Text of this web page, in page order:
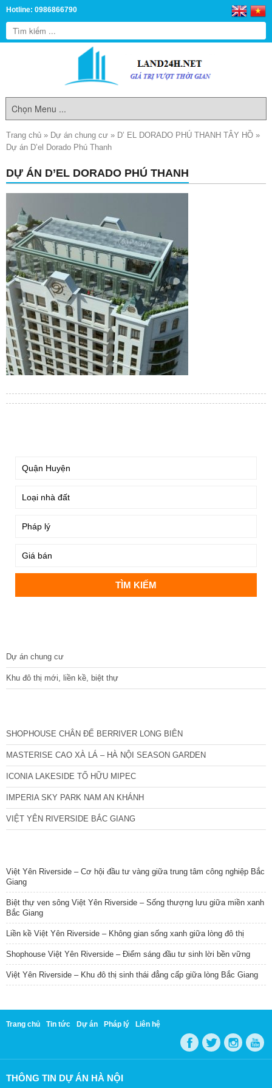
Hotline: 0986866790
Trang chủ » Dự án chung cư » D’ EL DORADO PHÚ THANH TÂY HỒ »
Dự án D’el Dorado Phú Thanh
DỰ ÁN D’EL DORADO PHÚ THANH
Dự án chung cư
Khu đô thị mới, liền kề, biệt thự
SHOPHOUSE CHÂN ĐẾ BERRIVER LONG BIÊN
MASTERISE CAO XÀ LÁ – HÀ NỘI SEASON GARDEN
ICONIA LAKESIDE TỐ HỮU MIPEC
IMPERIA SKY PARK NAM AN KHÁNH
VIỆT YÊN RIVERSIDE BẮC GIANG
Việt Yên Riverside – Cơ hội đầu tư vàng giữa trung tâm công nghiệp Bắc
Giang
Biệt thự ven sông Việt Yên Riverside – Sống thượng lưu giữa miền xanh
Bắc Giang
Liền kề Việt Yên Riverside – Không gian sống xanh giữa lòng đô thị
Shophouse Việt Yên Riverside – Điểm sáng đầu tư sinh lời bền vững
Việt Yên Riverside – Khu đô thị sinh thái đẳng cấp giữa lòng Bắc Giang
Trang chủ Tin tức Dự án Pháp lý Liên hệ
THÔNG TIN DỰ ÁN HÀ NỘI